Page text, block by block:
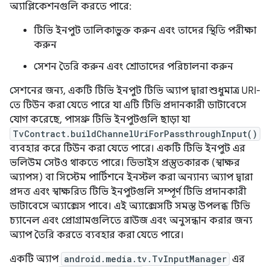
অ্যাপ্লিকেশনগুলি করতে পারে:
টিভি ইনপুট তালিকাভুক্ত করুন এবং তাদের স্থিতি পরীক্ষা
করুন
সেশন তৈরি করুন এবং শ্রোতাদের পরিচালনা করুন
সেশনের জন্য, একটি টিভি ইনপুট টিভি অ্যাপ দ্বারা শুধুমাত্র URI-
তে টিউন করা যেতে পারে যা এটি টিভি প্রদানকারী ডাটাবেসে
যোগ করেছে, পাসথ্রু টিভি ইনপুটগুলি ছাড়া যা
TvContract.buildChannelUriForPassthroughInput()
ব্যবহার করে টিউন করা যেতে পারে। একটি টিভি ইনপুট এর
ভলিউম সেটও থাকতে পারে। ডিভাইস প্রস্তুতকারক (স্বাক্ষর
অ্যাপস) বা সিস্টেম পার্টিশনে ইনস্টল করা অন্যান্য অ্যাপ দ্বারা
প্রদত্ত এবং স্বাক্ষরিত টিভি ইনপুটগুলি সম্পূর্ণ টিভি প্রদানকারী
ডাটাবেসে অ্যাক্সেস পাবে। এই অ্যাক্সেসটি সমস্ত উপলব্ধ টিভি
চ্যানেল এবং প্রোগ্রামগুলিতে ব্রাউজ এবং অনুসন্ধান করার জন্য
অ্যাপ তৈরি করতে ব্যবহার করা যেতে পারে।
একটি অ্যাপ android.media.tv.TvInputManager এর